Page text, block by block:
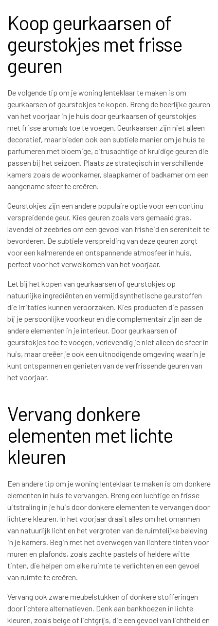
Koop geurkaarsen of
geurstokjes met frisse
geuren
De volgende tip om je woning lenteklaar te maken is om
geurkaarsen of geurstokjes te kopen. Breng de heerlijke geuren
van het voorjaar in je huis door geurkaarsen of geurstokjes
met frisse aroma’s toe te voegen. Geurkaarsen zijn niet alleen
decoratief, maar bieden ook een subtiele manier om je huis te
parfumeren met bloemige, citrusachtige of kruidige geuren die
passen bij het seizoen. Plaats ze strategisch in verschillende
kamers zoals de woonkamer, slaapkamer of badkamer om een
aangename sfeer te creëren.
Geurstokjes zijn een andere populaire optie voor een continu
verspreidende geur. Kies geuren zoals vers gemaaid gras,
lavendel of zeebries om een gevoel van frisheid en sereniteit te
bevorderen. De subtiele verspreiding van deze geuren zorgt
voor een kalmerende en ontspannende atmosfeer in huis,
perfect voor het verwelkomen van het voorjaar.
Let bij het kopen van geurkaarsen of geurstokjes op
natuurlijke ingrediënten en vermijd synthetische geurstoffen
die irritaties kunnen veroorzaken. Kies producten die passen
bij je persoonlijke voorkeur en die complementair zijn aan de
andere elementen in je interieur. Door geurkaarsen of
geurstokjes toe te voegen, verlevendig je niet alleen de sfeer in
huis, maar creëer je ook een uitnodigende omgeving waarin je
kunt ontspannen en genieten van de verfrissende geuren van
het voorjaar.
Vervang donkere
elementen met lichte
kleuren
Een andere tip om je woning lenteklaar te maken is om donkere
elementen in huis te vervangen. Breng een luchtige en frisse
uitstraling in je huis door donkere elementen te vervangen door
lichtere kleuren. In het voorjaar draait alles om het omarmen
van natuurlijk licht en het vergroten van de ruimtelijke beleving
in je kamers. Begin met het overwegen van lichtere tinten voor
muren en plafonds, zoals zachte pastels of heldere witte
tinten, die helpen om elke ruimte te verlichten en een gevoel
van ruimte te creëren.
Vervang ook zware meubelstukken of donkere stofferingen
door lichtere alternatieven. Denk aan bankhoezen in lichte
kleuren, zoals beige of lichtgrijs, die een gevoel van lichtheid en